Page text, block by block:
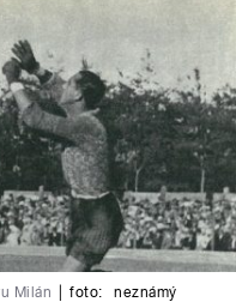
Milán foto: neznámý